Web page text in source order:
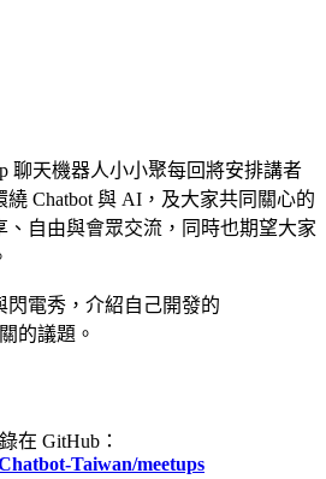
聊天機器人小小聚每回將安排講者
Chatbot 與 AI，及大家共同關心的
自由與會眾交流，同時也期望大家
閃電秀，介紹自己開發的
的議題。
在 GitHub：
Taiwan/meetups